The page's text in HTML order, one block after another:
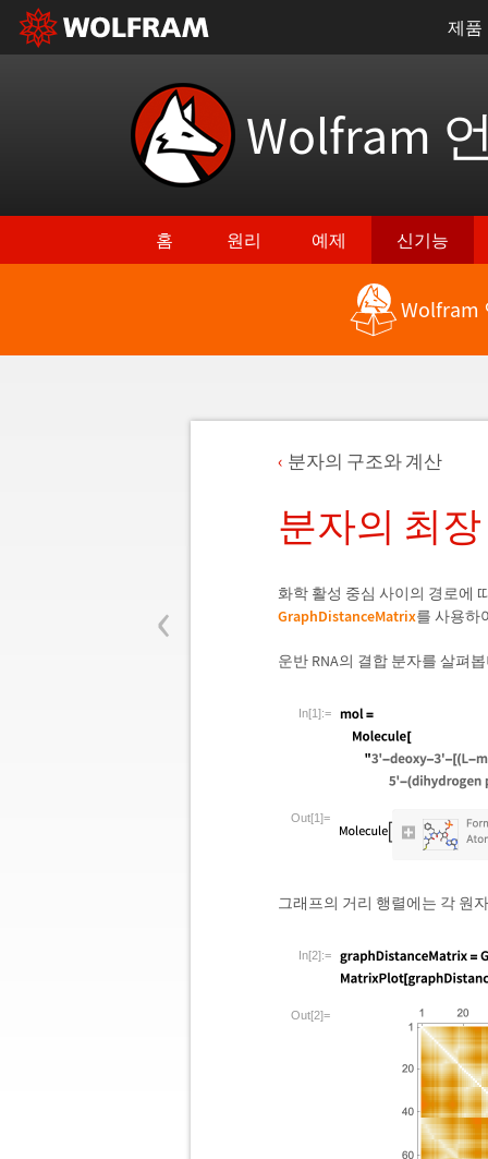
제품
Wolfram
홈 원리 예제 신기능
Wolfram
‹
분자의 구조와 계산
분자의 최
화학 활성 중심 사이의 경로에
GraphDistanceMatrix를 사용하
운반 RNA의 결합 분자를 살펴
In[1]:=
Out[1]=
그래프의 거리 행렬에는 각 원
In[2]:=
Out[2]=